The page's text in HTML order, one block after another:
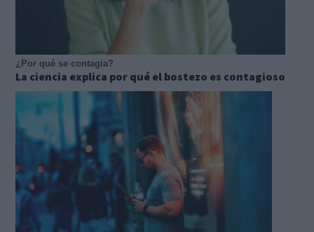
¿Por qué se contagia?
La ciencia explica por qué el bostezo es contagioso